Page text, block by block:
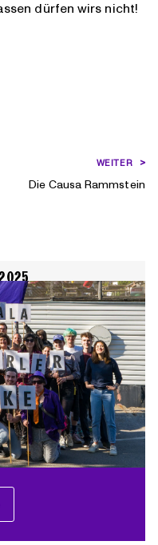
dürfen wirs nicht!
WEITER
Die Causa Rammstein